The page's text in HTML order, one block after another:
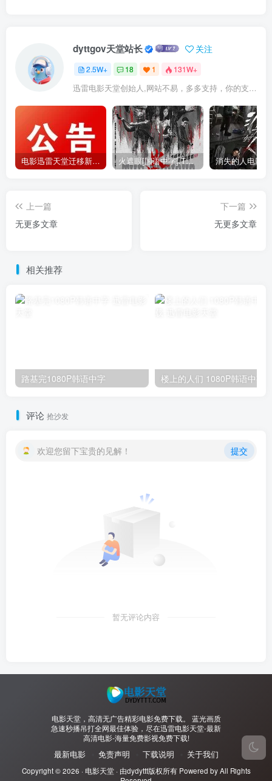
dyttgov天堂站长 关注
2.5W+ 18 1 131W+
迅雷电影天堂创始人,网站不易，多多支持，你的支持，是我前进的动力！
电影迅雷天堂迁移新服务器,正常更新，维护完毕! 火遮眼[国语中字].The.Furious.2026.1080p+2160p高清下载
上一篇
无更多文章
下一篇
无更多文章
相关推荐
路基完1080P韩语中字
评论 抢沙发
欢迎您留下宝贵的见解！ 提交
暂无评论内容
电影天堂，高清无广告精彩电影免费下载。 蓝光画质
急速秒播吊打全网最佳体验，尽在迅雷电影天堂-最新
高清电影-海量免费影视免费下载!
最新电影 免责声明 下载说明 关于我们
Copyright © 2026 · 电影天堂· 由dydyttt版权所有 Powered by All Rights